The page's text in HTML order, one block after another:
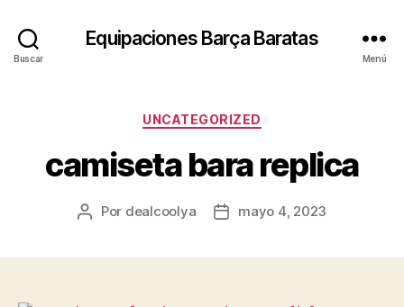
Buscar
Equipaciones Barça Baratas
Menú
Categorías
UNCATEGORIZED
camiseta bara replica
Autor
Por dealcoolya
Fechamayo 4, 2023